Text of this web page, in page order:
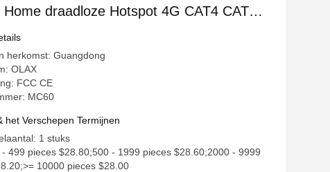
Home draadloze Hotspot 4G CAT4 CAT6
met SIM Card Slot
herkomst: Guangdong
OLAX
FCC CE
MC60
het Verschepen Termijnen
1 stuks
- 499 pieces $28.80;500 - 1999 pieces $28.60;2000 - 9999
10000 pieces $28.00